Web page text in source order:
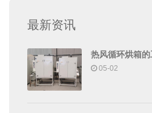
最新资讯
热风循环烘箱的
05-02